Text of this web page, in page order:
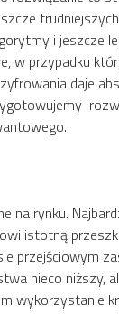
i jeszcze
w przypadku
daje
rynku.
istotną
przejściowym
nieco niższy,
wykorzystanie